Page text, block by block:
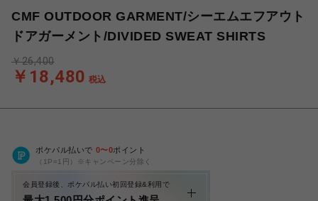
CMF OUTDOOR GARMENT/シーエムエフアウト
ドアガーメント/DIVIDED SWEAT SHIRTS
￥18,480 税込
￥26,400
ポケパル払いで 0〜0ポイント
（1P=1円）※キャンペーン分除く
会員登録後、ポケパル払い初回登録&利用で